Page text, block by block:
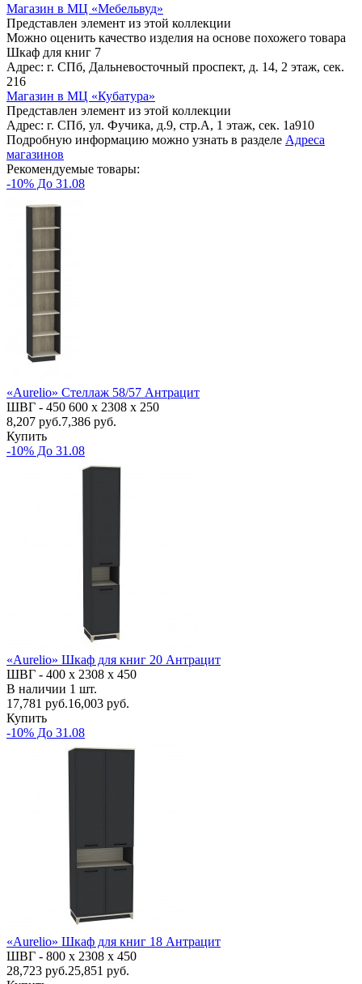
Магазин в МЦ «Мебельвуд»
Представлен элемент из этой коллекции
Можно оценить качество изделия на основе похожего товара
Шкаф для книг 7
Адрес: г. СПб, Дальневосточный проспект, д. 14, 2 этаж, сек.
216
Магазин в МЦ «Кубатура»
Представлен элемент из этой коллекции
Адрес: г. СПб, ул. Фучика, д.9, стр.А, 1 этаж, сек. 1a910
Подробную информацию можно узнать в разделе Адреса
магазинов
Рекомендуемые товары:
-10% До 31.08
«Aurelio» Стеллаж 58/57 Антрацит
ШВГ - 450 600 х 2308 х 250
8,207 руб.7,386 руб.
Купить
-10% До 31.08
«Aurelio» Шкаф для книг 20 Антрацит
ШВГ - 400 х 2308 х 450
В наличии 1 шт.
17,781 руб.16,003 руб.
Купить
-10% До 31.08
«Aurelio» Шкаф для книг 18 Антрацит
ШВГ - 800 х 2308 х 450
28,723 руб.25,851 руб.